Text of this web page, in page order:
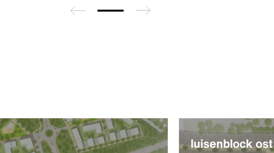
zurück weiter
luisenblock